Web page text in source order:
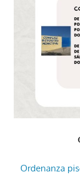
Ordenanza